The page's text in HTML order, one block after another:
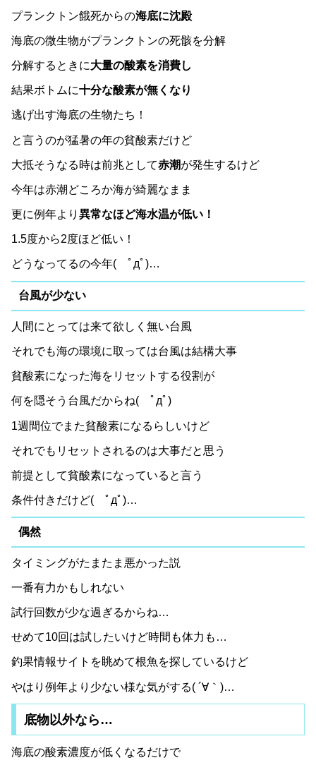
プランクトン餓死からの海底に沈殿
海底の微生物がプランクトンの死骸を分解
分解するときに大量の酸素を消費し
結果ボトムに十分な酸素が無くなり
逃げ出す海底の生物たち！
と言うのが猛暑の年の貧酸素だけど
大抵そうなる時は前兆として赤潮が発生するけど
今年は赤潮どころか海が綺麗なまま
更に例年より 異常なほど海水温が低い！
1.5度から2度ほど低い！
どうなってるの今年( ﾟдﾟ)…
台風が少ない
人間にとっては来て欲しく無い台風
それでも海の環境に取っては台風は結構大事
貧酸素になった海をリセットする役割が
何を隠そう台風だからね( ﾟдﾟ)
1週間位でまた貧酸素になるらしいけど
それでもリセットされるのは大事だと思う
前提として貧酸素になっていると言う
条件付きだけど( ﾟдﾟ)…
偶然
タイミングがたまたま悪かった説
一番有力かもしれない
試行回数が少な過ぎるからね…
せめて10回は試したいけど時間も体力も…
釣果情報サイトを眺めて根魚を探しているけど
やはり例年より少ない様な気がする( ´∀｀)…
底物以外なら…
海底の酸素濃度が低くなるだけで